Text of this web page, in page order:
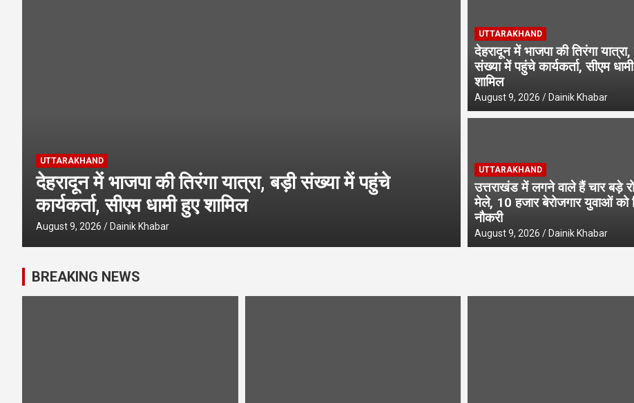
UTTARAKHAND
उत्तराखंड में लगने वाले हैं चार बड़े रोजगार मेले, 10 हजार
बेरोजगार युवाओं को मिलेगी नौकरी
August 9, 2026 Dainik Khabar
UTTARAKHAND
धामी कैबिनेट का
दोगुनी मजदूरी, पुरुष-
UTTARAKHAND
देहरादून में भाजपा की तिरंगा यात्रा,
संख्या में पहुंचे कार्यकर्ता, सीएम
शामिल
August 9, 2026 Dainik Khabar
UTTARAKHAND
उत्तराखंड में लगने वाले हैं चार बड़े
मेले, 10 हजार बेरोजगार युवाओं को
नौकरी
August 9, 2026 Dainik Khabar
BREAKING NEWS